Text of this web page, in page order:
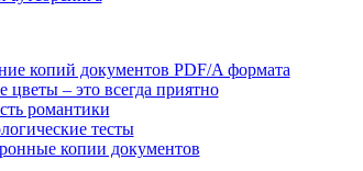
копий документов PDF/A формата
цветы – это всегда приятно
романтики
тесты
копии документов